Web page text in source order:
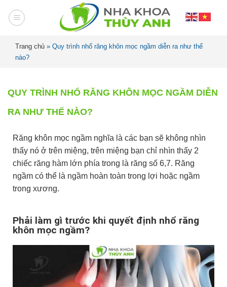
Trang chủ » Quy trình nhổ răng khôn mọc ngầm diễn ra như thế
nào?
QUY TRÌNH NHỔ RĂNG KHÔN MỌC NGẦM DIỄN
RA NHƯ THẾ NÀO?
Răng khôn mọc ngầm nghĩa là các bạn sẽ không nhìn
thấy nó ở trên miệng, trên miệng bạn chỉ nhìn thấy 2
chiếc răng hàm lớn phía trong là răng số 6,7. Răng
ngầm có thể là ngầm hoàn toàn trong lợi hoặc ngầm
trong xương.
Phải làm gì trước khi quyết định nhổ răng
khôn mọc ngầm?